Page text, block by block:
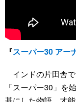
『スーパー30 アー
インドの片田舎
「スーパー30」を始